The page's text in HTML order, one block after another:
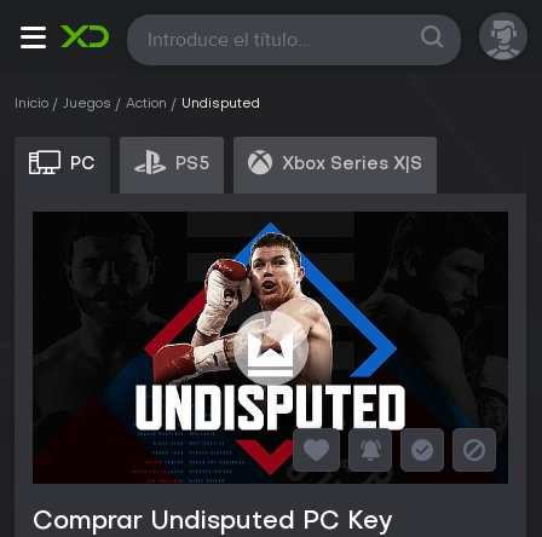
Todas
Inicio Juegos Action Undisputed
PC PS5 Xbox Series X|S
Comprar Undisputed PC Key